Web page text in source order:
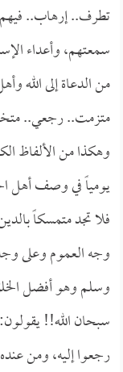
تطرف.. إرهاب.. فيهم
سمعتهم، وأعداء
من الدعاة إلى الله
متزمت.. رجعي..
وهكذا من الألفاظ
يومياً في وصف أهل
فلا تجد متمسكاً
وجه العموم وعلى
وسلم وهو أفضل
سبحان الله!!
رجعوا إليه، ومن